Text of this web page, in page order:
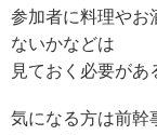
参加者に料理やお
ないかなどは
見ておく必要があ
気になる方は前幹